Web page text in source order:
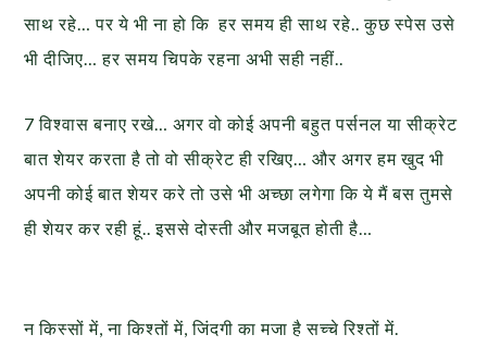
साथ रहे… पर ये भी ना हो कि हर समय ही साथ रहे.. कुछ स्पेस उसे
भी दीजिए… हर समय चिपके रहना अभी सही नहीं..
7 विश्वास बनाए रखे… अगर वो कोई अपनी बहुत पर्सनल या सीक्रेट
बात शेयर करता है तो वो सीक्रेट ही रखिए… और अगर हम खुद भी
अपनी कोई बात शेयर करे तो उसे भी अच्छा लगेगा कि ये मैं बस तुमसे
ही शेयर कर रही हूं.. इससे दोस्ती और मजबूत होती है…
न किस्सों में, ना किश्तों में, जिंदगी का मजा है सच्चे रिश्तों में.